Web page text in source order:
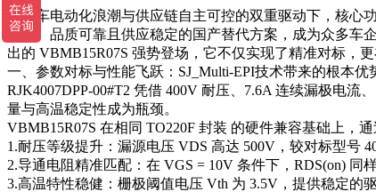
在汽车电动化浪潮与供应链自主可控的双重驱动下，核心
匹配、品质可靠且供应稳定的国产替代方案，成为众多车
出的 VBMB15R07S 强势登场，它不仅实现了精准对标，
一、参数对标与性能飞跃：SJ_Multi-EPI技术带来的根本优
RJK4007DPP-00#T2 凭借 400V 耐压、7.6A 连续漏极电
量与高温稳定性成为瓶颈。
VBMB15R07S 在相同 TO220F 封装 的硬件兼容基础上，
1.耐压等级提升：漏源电压 VDS 高达 500V，较对标型号
2.导通电阻精准匹配：在 VGS = 10V 条件下，RDS(on)
3.高温特性稳健：栅极阈值电压 Vth 为 3.5V，提供稳定的